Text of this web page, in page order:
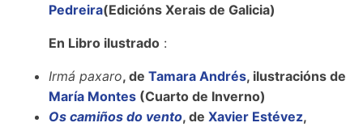
Pedreira(Edicións Xerais de Galicia)
En Libro ilustrado :
Irmá paxaro, de Tamara Andrés, ilustracións de
María Montes (Cuarto de Inverno)
Os camiños do vento, de Xavier Estévez,